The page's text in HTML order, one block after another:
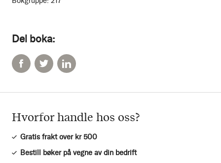
Del boka:
Hvorfor handle hos oss?
Gratis frakt over kr 500
Bestill bøker på vegne av din bedrift